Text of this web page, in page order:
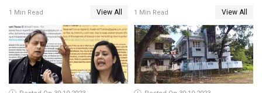
അറുപത്തി ആറ്‌ അമ്മമാരുടെ
അരങ്ങേറ്റം
1 Min Read View All
നിബന്ധനകൾ അറിയാം
1 Min Read View All